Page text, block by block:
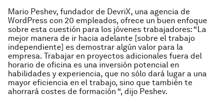
Mario Peshev, fundador de DevriX, una agencia de
WordPress con 20 empleados, ofrece un buen enfoque
sobre esta cuestión para los jóvenes trabajadores: “La
mejor manera de ir hacia adelante [sobre el trabajo
independiente] es demostrar algún valor para la
empresa. Trabajar en proyectos adicionales fuera del
horario de oficina es una inversión potencial en
habilidades y experiencia, que no sólo dará lugar a una
mayor eficiencia en el trabajo, sino que también te
ahorrará costes de formación “, dijo Peshev.